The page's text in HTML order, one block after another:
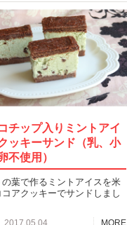
チップ入りミントアイ
ッキーサンド（乳、小
不使用）
の葉で作るミントアイスを米
アクッキーでサンドしまし
2017.05.04 MORE